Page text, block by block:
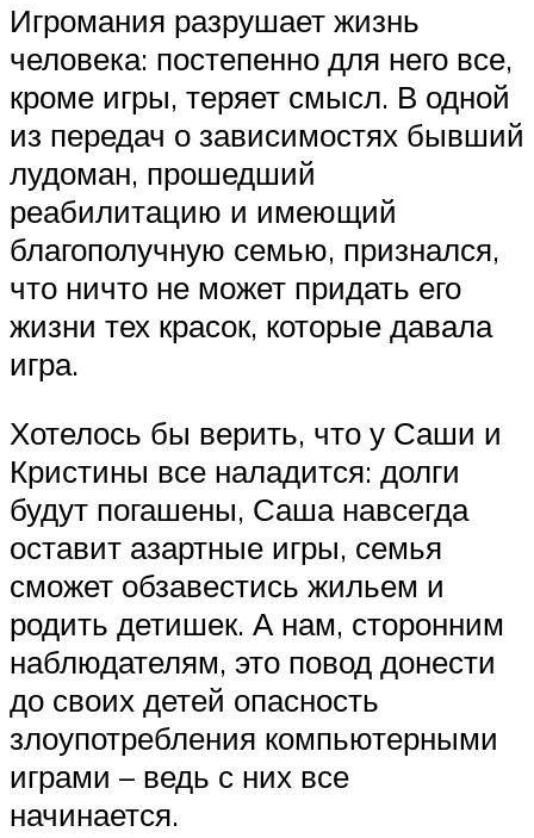
Игромания разрушает жизнь
человека: постепенно для него все,
кроме игры, теряет смысл. В одной
из передач о зависимостях бывший
лудоман, прошедший
реабилитацию и имеющий
благополучную семью, признался,
что ничто не может придать его
жизни тех красок, которые давала
игра.
Хотелось бы верить, что у Саши и
Кристины все наладится: долги
будут погашены, Саша навсегда
оставит азартные игры, семья
сможет обзавестись жильем и
родить детишек. А нам, сторонним
наблюдателям, это повод донести
до своих детей опасность
злоупотребления компьютерными
играми – ведь с них все
начинается.